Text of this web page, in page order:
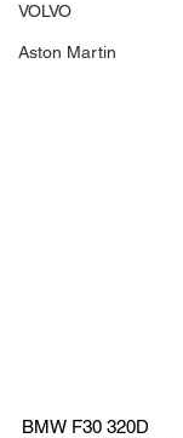
VOLVO
Aston Martin
BMW F30 320D